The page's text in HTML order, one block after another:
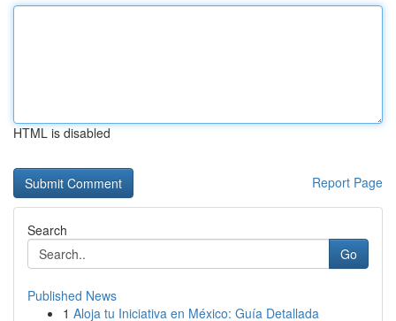
HTML is disabled
Report Page
Search
Go
Published News
1 Aloja tu Iniciativa en México: Guía Detallada